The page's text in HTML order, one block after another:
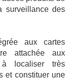
surveillance des
aux cartes
attachée aux
localiser très
et constituer une